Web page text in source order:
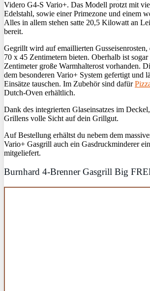
Videro G4-S Vario+. Das Modell protzt mit
Edelstahl, sowie einer Primezone und einem
Alles in allem stehen satte 20,5 Kilowatt an
bereit.
Gegrillt wird auf emaillierten Gusseisenrosten,
70 x 45 Zentimetern bieten. Oberhalb ist
Zentimeter große Warmhalterost vorhanden.
dem besonderen Vario+ System gefertigt und
Einsätze tauschen. Im Zubehör sind dafür
Dutch-Oven erhältlich.
Dank des integrierten Glaseinsatzes im
Grillens volle Sicht auf dein Grillgut.
Auf Bestellung erhältst du nebem dem
Vario+ Gasgrill auch ein Gasdruckminderer
mitgeliefert.
Burnhard 4-Brenner Gasgrill Big